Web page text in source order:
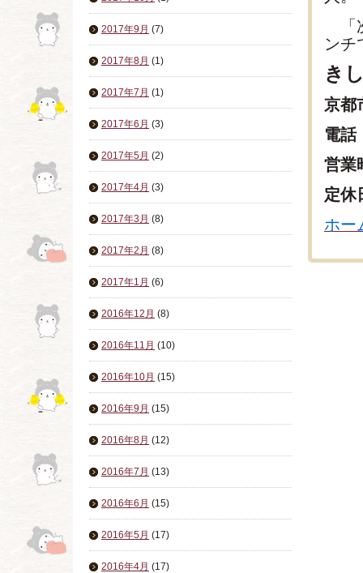
2017年9月 (7)
2017年8月 (1)
2017年7月 (1)
2017年6月 (3)
2017年5月 (2)
2017年4月 (3)
2017年3月 (8)
2017年2月 (8)
2017年1月 (6)
2016年12月 (8)
2016年11月 (10)
2016年10月 (15)
2016年9月 (15)
2016年8月 (12)
2016年7月 (13)
2016年6月 (15)
2016年5月 (17)
2016年4月 (17)
「
ンチ
き
京都
電話
営業
定休
ホー